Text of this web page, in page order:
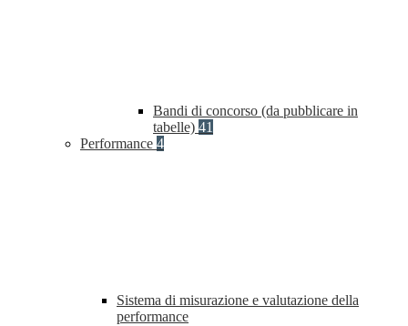
Bandi di concorso (da pubblicare in
tabelle) 41
Performance 4
Sistema di misurazione e valutazione della
performance